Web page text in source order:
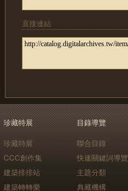
直接連結
珍藏特展
珍藏特展
CCC創作集
建築排排站
建築轉轉樂
目錄導覽
聯合目錄
快速關鍵詞導覽
主題分類
典藏機構